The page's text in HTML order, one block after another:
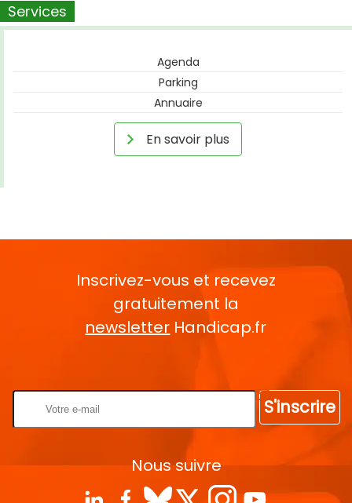
Services
Agenda
Parking
Annuaire
En savoir plus
Inscrivez-vous et recevez
gratuitement la
newsletter Handicap.fr
S'inscrire
Nous suivre